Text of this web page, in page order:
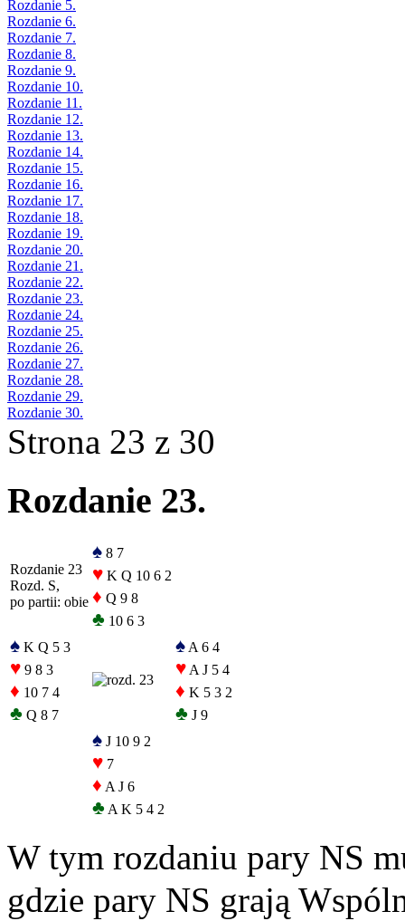
Rozdanie 5.
Rozdanie 6.
Rozdanie 7.
Rozdanie 8.
Rozdanie 9.
Rozdanie 10.
Rozdanie 11.
Rozdanie 12.
Rozdanie 13.
Rozdanie 14.
Rozdanie 15.
Rozdanie 16.
Rozdanie 17.
Rozdanie 18.
Rozdanie 19.
Rozdanie 20.
Rozdanie 21.
Rozdanie 22.
Rozdanie 23.
Rozdanie 24.
Rozdanie 25.
Rozdanie 26.
Rozdanie 27.
Rozdanie 28.
Rozdanie 29.
Rozdanie 30.
Strona 23 z 30
Rozdanie 23.
Rozdanie 23
Rozd. S,
po partii: obie
♠ 8 7
♥ K Q 10 6 2
♦ Q 9 8
♣ 10 6 3
♠ K Q 5 3
♥ 9 8 3
♦ 10 7 4
♣ Q 8 7
♠ A 6 4
♥ A J 5 4
♦ K 5 3 2
♣ J 9
♠ J 10 9 2
♥ 7
♦ A J 6
♣ A K 5 4 2
W tym rozdaniu pary NS
gdzie pary NS grają